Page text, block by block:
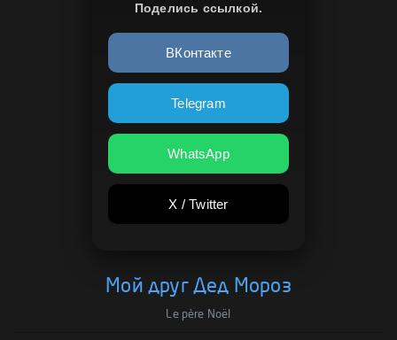
Поделись ссылкой.
ВКонтакте
Telegram
WhatsApp
X / Twitter
Мой друг Дед Мороз
Le père Noël